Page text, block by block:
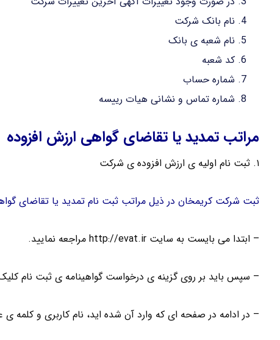
نام بانک شرکت
نام شعبه ی بانک
کد شعبه
شماره حساب
شماره تماس و نشانی هیات رییسه
مراتب تمدید یا تقاضای گواهی ارزش افزوده
۱. ثبت نام اولیه ی ارزش افزوده ی شرکت
ثبت شرکت کریمخان در ذیل مراتب ثبت نام تمدید یا تقاضای
– ابتدا می بایست به سایت http://evat.ir مراجعه نمایید.
– سپس باید بر روی گزینه ی درخواست گواهینامه ی ثبت نام
– در ادامه در صفحه ای که وارد آن شده اید، نام کاربری و کلمه ی